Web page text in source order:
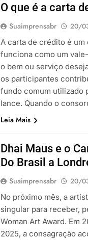
O que é a carta
Suaimprensabr 20/
A carta de crédito é
funciona como um
o bem ou serviço
os participantes
fundo comum utilizado
lance. Quando o
Leia Mais
Dhai Maus e o
Do Brasil a
Suaimprensabr 20/
No próximo mês, a
singular para receber,
Woman Art Award. Em
2025, a consagração